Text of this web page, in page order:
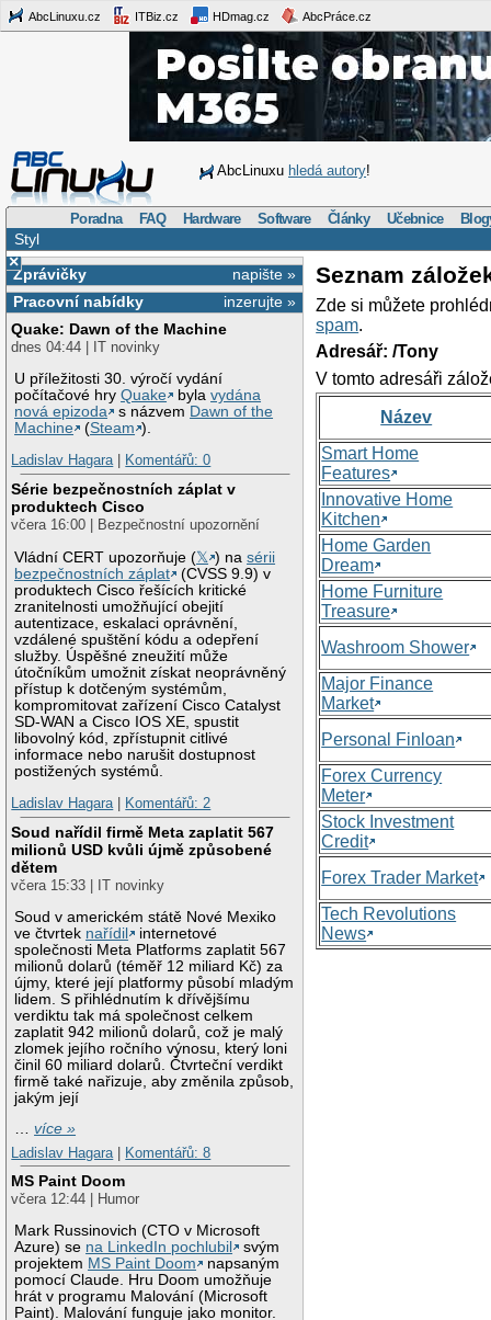
AbcLinuxu.cz ITBiz.cz HDmag.cz AbcPráce.cz
AbcLinuxu hledá autory!
Poradna FAQ Hardware Software Články Učebnice
Styl
×
napište »
Zprávičky
inzerujte »
Pracovní nabídky
Quake: Dawn of the Machine
dnes 04:44 | IT novinky
U příležitosti 30. výročí vydání
počítačové hryQuake bylavydána
nová epizoda
s názvem Dawn of the
Machine
(Steam ).
Ladislav Hagara| Komentářů: 0
Série bezpečnostních záplat v
produktech Cisco
včera 16:00 | Bezpečnostní upozornění
Vládní CERT upozorňuje (𝕏 ) nasérii
bezpečnostních záplat
(CVSS 9.9) v
produktech Cisco řešících kritické
zranitelnosti umožňující obejití
autentizace, eskalaci oprávnění,
vzdálené spuštění kódu a odepření
služby. Úspěšné zneužití může
útočníkům umožnit získat neoprávněný
přístup k dotčeným systémům,
kompromitovat zařízení Cisco Catalyst
SD-WAN a Cisco IOS XE, spustit
libovolný kód, zpřístupnit citlivé
informace nebo narušit dostupnost
postižených systémů.
Ladislav Hagara| Komentářů: 2
Soud nařídil firmě Meta zaplatit 567
milionů USD kvůli újmě způsobené
dětem
včera 15:33 | IT novinky
Soud v americkém státě Nové Mexiko
ve čtvrtek nařídil
internetové
společnosti Meta Platforms zaplatit 567
milionů dolarů (téměř 12 miliard Kč) za
újmy, které její platformy působí mladým
lidem. S přihlédnutím k dřívějšímu
verdiktu tak má společnost celkem
zaplatit 942 milionů dolarů, což je malý
zlomek jejího ročního výnosu, který loni
činil 60 miliard dolarů. Čtvrteční verdikt
firmě také nařizuje, aby změnila způsob,
jakým její
…více »
Ladislav Hagara
Komentářů: 8
MS Paint Doom
včera 12:44 | Humor
Mark Russinovich (CTO v Microsoft
Azure) se na LinkedIn pochlubil
svým
projektem MS Paint Doom
napsaným
pomocí Claude. Hru Doom umožňuje
hrát v programu Malování (Microsoft
Paint). Malování funguje jako monitor.
Seznam
Zde si můžete
spam.
Adresář: /Tony
V tomto adresáři
Název
Smart Home
Features
Innovative Home
Kitchen
Home Garden
Dream
Home Furniture
Treasure
Washroom Shower
Major Finance
Market
Personal Finloan
Forex Currency
Meter
Stock Investment
Credit
Forex Trader Market
Tech Revolutions
News